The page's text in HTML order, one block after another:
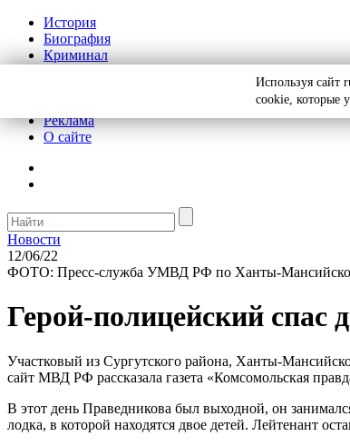
История
Биография
Криминал
Реклама
О сайте
Новости
12/06/22
ФОТО: Пресс-служба УМВД РФ по Ханты-
Герой-полицейский спас
Участковый из Сургутского района, Ханты-
сайт МВД РФ рассказала газета «Комсомольская
В этот день Праведникова был выходной, он
лодка, в которой находятся двое детей. Лейтенант
Используя сайт
cookie, которые